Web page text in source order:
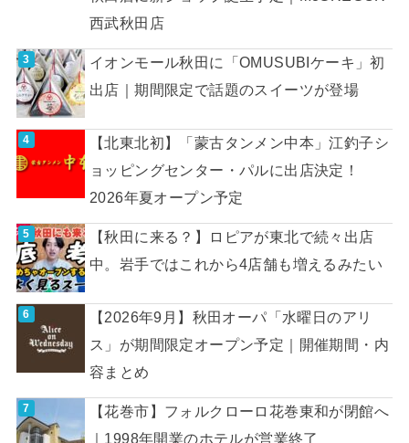
西武秋田店
イオンモール秋田に「OMUSUBIケーキ」初
出店｜期間限定で話題のスイーツが登場
【北東北初】「蒙古タンメン中本」江釣子シ
ョッピングセンター・パルに出店決定！
2026年夏オープン予定
【秋田に来る？】ロピアが東北で続々出店
中。岩手ではこれから4店舗も増えるみたい
【2026年9月】秋田オーパ「水曜日のアリ
ス」が期間限定オープン予定｜開催期間・内
容まとめ
【花巻市】フォルクローロ花巻東和が閉館へ
｜1998年開業のホテルが営業終了